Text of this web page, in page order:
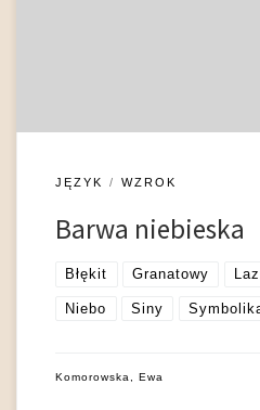
JĘZYK WZROK
Barwa niebieska
Błękit Granatowy
Niebo Siny
Komorowska, Ewa